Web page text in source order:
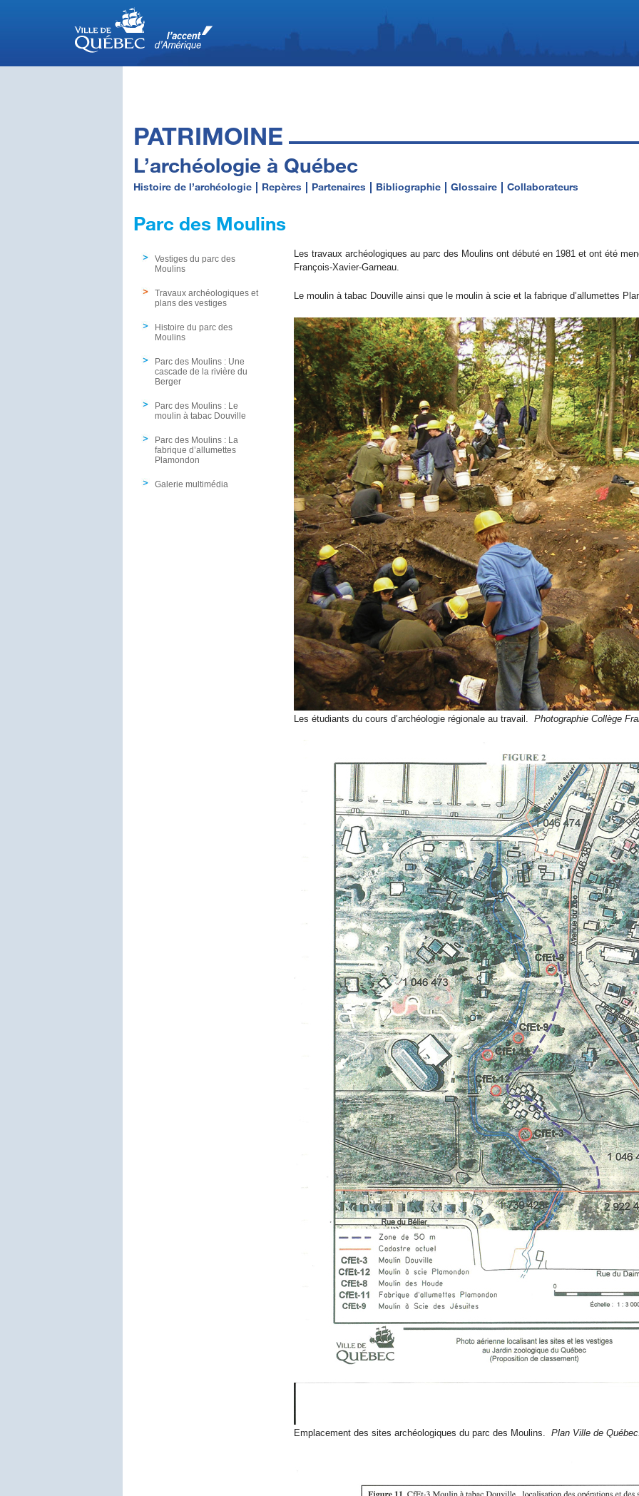
PATRIMOINE
L’archéologie à Québec
Histoire de l’archéologie Repères Partenaires Bibliographie Glossaire Collaborateurs
Parc des Moulins
Vestiges du parc des
Moulins
Travaux archéologiques et
plans des vestiges
Histoire du parc des
Moulins
Parc des Moulins : Une
cascade de la rivière du
Berger
Parc des Moulins : Le
moulin à tabac Douville
Parc des Moulins : La
fabrique d’allumettes
Plamondon
Galerie multimédia
Les travaux archéologiques au parc des Moulins ont débuté en 1981 et ont été
François-Xavier-Garneau.
Le moulin à tabac Douville ainsi que le moulin à scie et la fabrique d’allumettes
Les étudiants du cours d’archéologie régionale au travail. Photographie Collège
Emplacement des sites archéologiques du parc des Moulins. Plan Ville de